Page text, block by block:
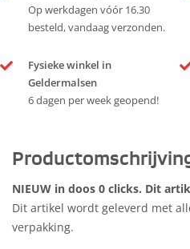
Op werkdagen vóór 16.30
besteld, vandaag verzonden.
Fysieke winkel in
Geldermalsen
6 dagen per week geopend!
NIEUW in doos 0 clicks. Dit
Dit artikel wordt geleverd met
verpakking.